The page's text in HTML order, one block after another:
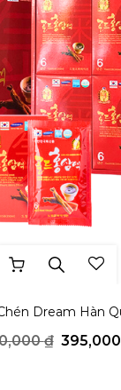
Dream Hàn
₫ Giá
gốc